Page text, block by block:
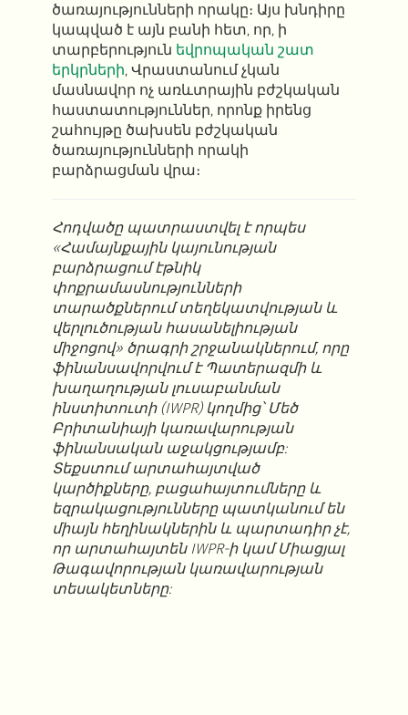
ծառայությունների որակը։ Այս խնդիրը
կապված է այն բանի հետ, որ, ի
տարբերություն եվրոպական շատ
երկրների, Վրաստանում չկան
մասնավոր ոչ առևտրային բժշկական
հաստատություններ, որոնք իրենց
շահույթը ծախսեն բժշկական
ծառայությունների որակի
բարձրացման վրա։
Հոդվածը պատրաստվել է որպես
«Համայնքային կայունության
բարձրացում էթնիկ
փոքրամասնությունների
տարածքներում տեղեկատվության և
վերլուծության հասանելիության
միջոցով» ծրագրի շրջանակներում, որը
ֆինանսավորվում է Պատերազմի և
խաղաղության լուսաբանման
ինստիտուտի (IWPR) կողմից՝ Մեծ
Բրիտանիայի կառավարության
ֆինանսական աջակցությամբ:
Տեքստում արտահայտված
կարծիքները, բացահայտումները և
եզրակացությունները պատկանում են
միայն հեղինակներին և պարտադիր չէ,
որ արտահայտեն IWPR-ի կամ Միացյալ
Թագավորության կառավարության
տեսակետները: